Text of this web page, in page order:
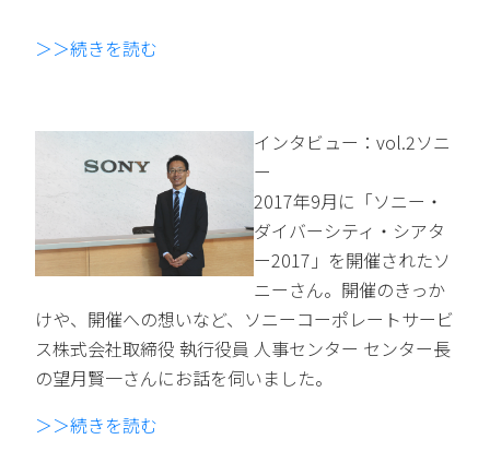
＞＞続きを読む
インタビュー：vol.2ソニ
ー
2017年9月に「ソニー・
ダイバーシティ・シアタ
ー2017」を開催されたソ
ニーさん。開催のきっか
けや、開催への想いなど、ソニーコーポレートサービ
ス株式会社取締役 執行役員 人事センター センター長
の望月賢一さんにお話を伺いました。
＞＞続きを読む